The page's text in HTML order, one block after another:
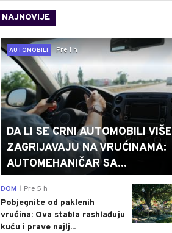
NAJNOVIJE
AUTOMOBILI
Pre 1 h
DA LI SE CRNI AUTOMOBILI VIŠE
ZAGRIJAVAJU NA VRUĆINAMA:
AUTOMEHANIČAR SA...
DOM Pre 5 h
Pobjegnite od paklenih
vrućina: Ova stabla rashlađuju
kuću i prave najlj...